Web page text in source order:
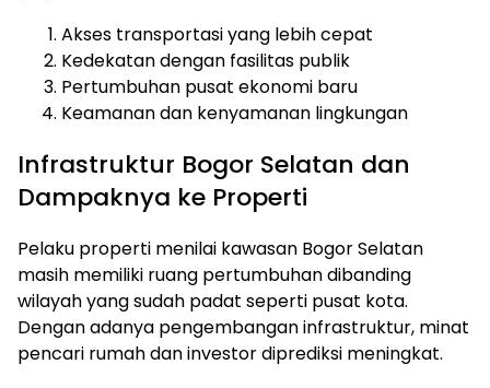
Akses transportasi yang lebih cepat
Kedekatan dengan fasilitas publik
Pertumbuhan pusat ekonomi baru
Keamanan dan kenyamanan lingkungan
Infrastruktur Bogor Selatan dan
Dampaknya ke Properti
Pelaku properti menilai kawasan Bogor Selatan
masih memiliki ruang pertumbuhan dibanding
wilayah yang sudah padat seperti pusat kota.
Dengan adanya pengembangan infrastruktur, minat
pencari rumah dan investor diprediksi meningkat.